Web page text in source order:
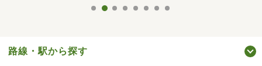
路線・駅から探す